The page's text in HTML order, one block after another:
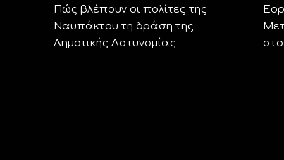
Πώς βλέπουν οι πολίτες της
Ναυπάκτου τη δράση της
Δημοτικής Αστυνομίας